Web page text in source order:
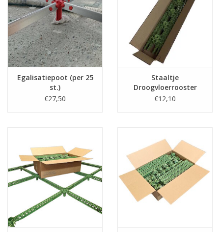
Egalisatiepoot (per 25
st.)
€27,50
Staaltje
Droogvloerrooster
(hoogteregeling 5-
€12,10